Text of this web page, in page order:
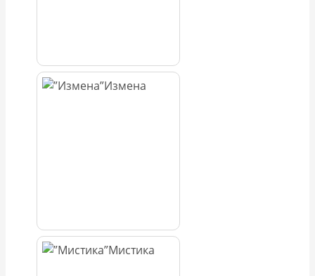
Измена
Мистика